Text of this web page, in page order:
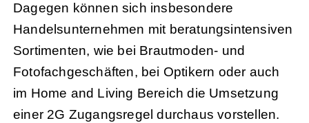
Dagegen können sich insbesondere
Handelsunternehmen mit beratungsintensiven
Sortimenten, wie bei Brautmoden- und
Fotofachgeschäften, bei Optikern oder auch
im Home and Living Bereich die Umsetzung
einer 2G Zugangsregel durchaus vorstellen.